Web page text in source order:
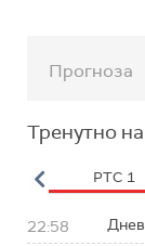
Прогноза
Тренутно
РТС 1
22:58